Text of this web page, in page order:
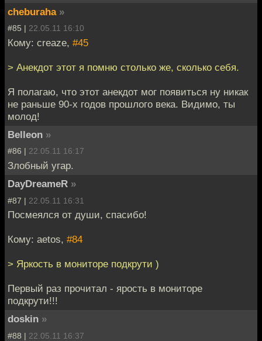
cheburaha »
#85 | 22.05.11 16:10
Кому: creaze, #45
> Анекдот этот я помню столько же, сколько себя.
Я полагаю, что этот анекдот мог появиться ну никак
не раньше 90-х годов прошлого века. Видимо, ты
молод!
Belleon »
#86 | 22.05.11 16:17
Злобный угар.
DayDreameR »
#87 | 22.05.11 16:31
Посмеялся от души, спасибо!
Кому: aetos, #84
> Яркость в мониторе подкрути )
Первый раз прочитал - ярость в мониторе
подкрути!!!
doskin »
#88 | 22.05.11 16:37